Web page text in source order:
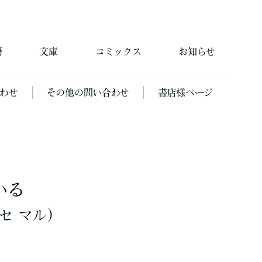
文庫 コミックス お知らせ
せ その他の問い合わせ 書店様ページ
る
マル）